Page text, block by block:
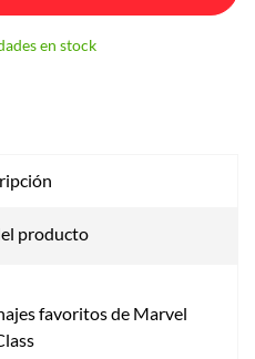
en stock
producto
favoritos de Marvel